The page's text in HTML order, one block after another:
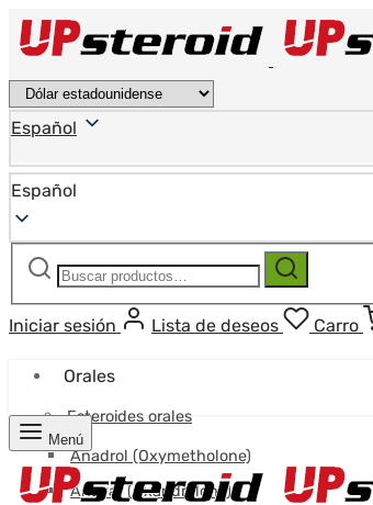
Español
Español
Buscar: Buscar
Iniciar sesión Lista de deseos Carro
Orales
Esteroides orales
Anadrol (Oxymetholone)
Anavar (Oxandrolona)
Menú